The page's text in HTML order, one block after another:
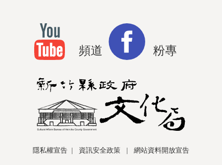
隱私權宣告 資訊安全政策 網站資料開放宣告
頻道 粉專